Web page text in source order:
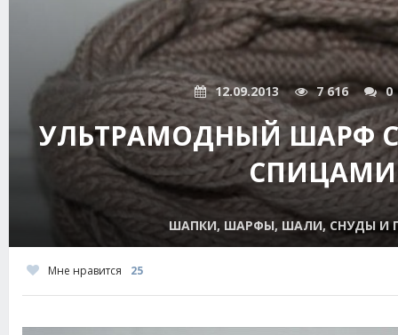
12.09.2013 7 616 0
УЛЬТРАМОДНЫЙ ШАРФ
СПИЦАМИ
ШАПКИ, ШАРФЫ, ШАЛИ, СНУДЫ И
Мне нравится 25